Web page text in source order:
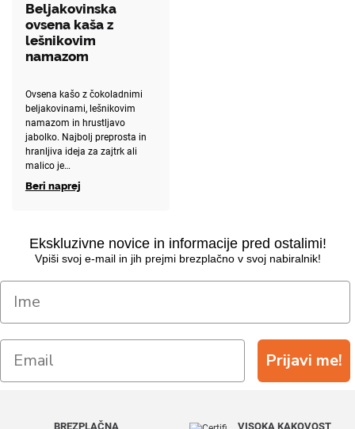
Beljakovinska
ovsena kaša z
lešnikovim
namazom
Ovsena kašo z čokoladnimi
beljakovinami, lešnikovim
namazom in hrustljavo
jabolko. Najbolj preprosta in
hranljiva ideja za zajtrk ali
malico je…
Beri naprej
Ekskluzivne novice in informacije pred ostalimi!
Vpiši svoj e-mail in jih prejmi brezplačno v svoj nabiralnik!
Prijavi me!
BREZPLAČNA
VISOKA KAKOVOST